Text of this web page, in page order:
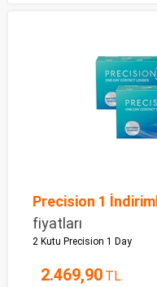
Precision 1
fiyatları
2 Kutu Precision 1 Day
2.469,90 TL